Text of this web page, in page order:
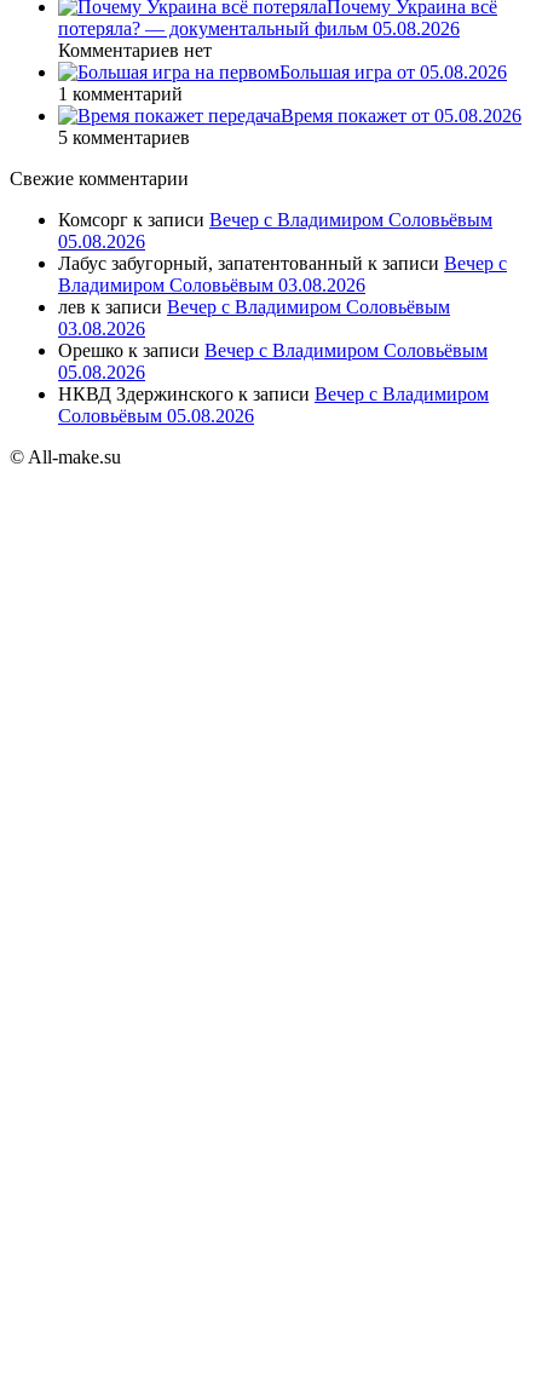
Почему Украина всё
потеряла? — документальный фильм 05.08.2026
Комментариев нет
Большая игра от 05.08.2026
1 комментарий
Время покажет от 05.08.2026
5 комментариев
Свежие комментарии
Комсорг к записи Вечер с Владимиром Соловьёвым
05.08.2026
Лабус забугорный, запатентованный к записи Вечер с
Владимиром Соловьёвым 03.08.2026
лев к записи Вечер с Владимиром Соловьёвым
03.08.2026
Орешко к записи Вечер с Владимиром Соловьёвым
05.08.2026
НКВД Здержинского к записи Вечер с Владимиром
Соловьёвым 05.08.2026
© All-make.su